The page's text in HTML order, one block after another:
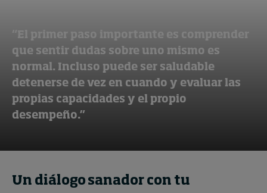
“El primer paso importante es comprender
que sentir dudas sobre uno mismo es
normal. Incluso puede ser saludable
detenerse de vez en cuando y evaluar las
propias capacidades y el propio
desempeño.”
Un diálogo sanador con tu